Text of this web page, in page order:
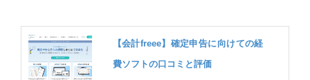
【会計freee】確定申告に向けての経
費ソフトの口コミと評価